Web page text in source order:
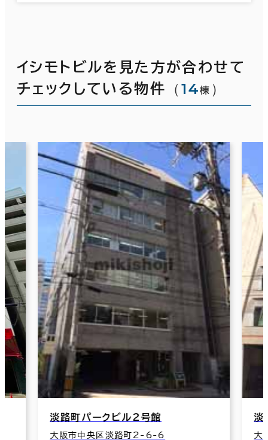
イシモトビルを見た方が合わせて
チェックしている物件
（14棟 ）
淡路町ビル２１
大阪市中央区淡路町3-1-5
伏
交